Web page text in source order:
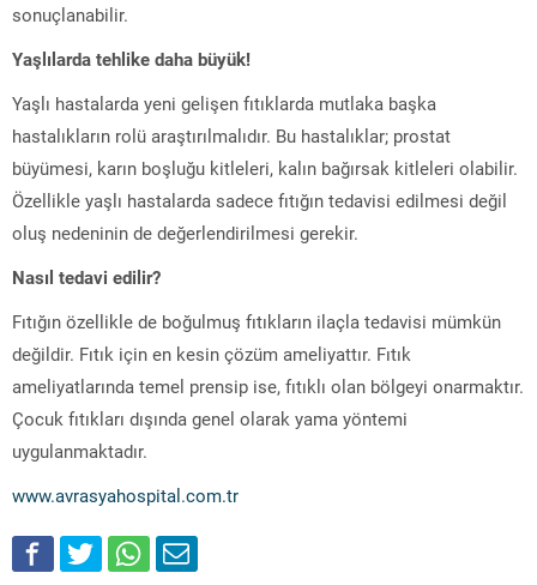
sonuçlanabilir.
Yaşlılarda tehlike daha büyük!
Yaşlı hastalarda yeni gelişen fıtıklarda mutlaka başka
hastalıkların rolü araştırılmalıdır. Bu hastalıklar; prostat
büyümesi, karın boşluğu kitleleri, kalın bağırsak kitleleri olabilir.
Özellikle yaşlı hastalarda sadece fıtığın tedavisi edilmesi değil
oluş nedeninin de değerlendirilmesi gerekir.
Nasıl tedavi edilir?
Fıtığın özellikle de boğulmuş fıtıkların ilaçla tedavisi mümkün
değildir. Fıtık için en kesin çözüm ameliyattır. Fıtık
ameliyatlarında temel prensip ise, fıtıklı olan bölgeyi onarmaktır.
Çocuk fıtıkları dışında genel olarak yama yöntemi
uygulanmaktadır.
www.avrasyahospital.com.tr